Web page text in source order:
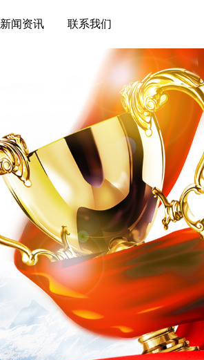
新闻资讯 联系我们